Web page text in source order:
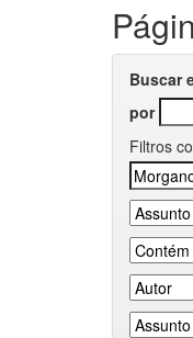
Buscar
por
Filtros